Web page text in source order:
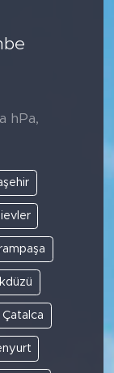
hPa,
Çatalca